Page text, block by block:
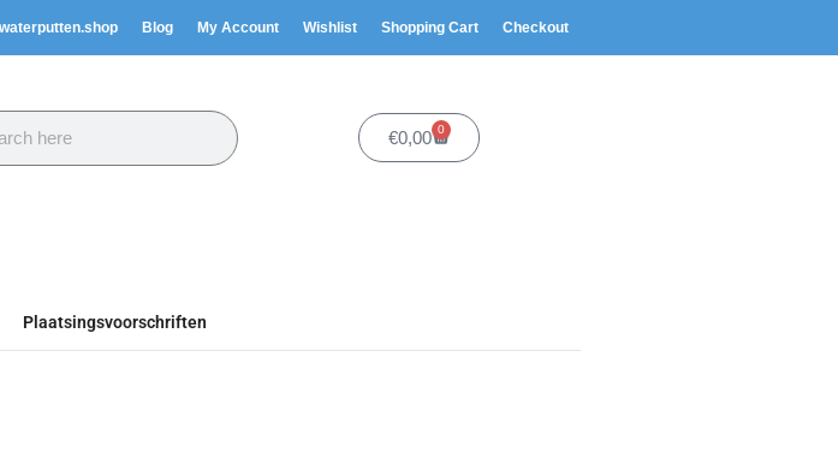
Blog My Account Wishlist Shopping Cart Checkout
€0,00 0
Plaatsingsvoorschriften